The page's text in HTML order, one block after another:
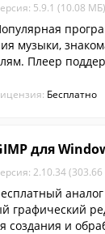
5.9.1 (10.08 МБ)
музыки,
Плеер
понимает
Бесплатно
для
2.10.34
графический
создания и